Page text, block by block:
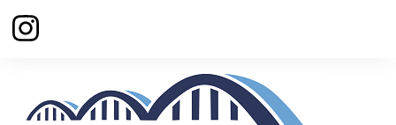
para